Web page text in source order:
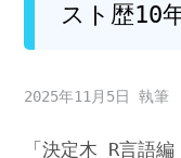
スト歴10
2025年11月5日
「決定木 R言語